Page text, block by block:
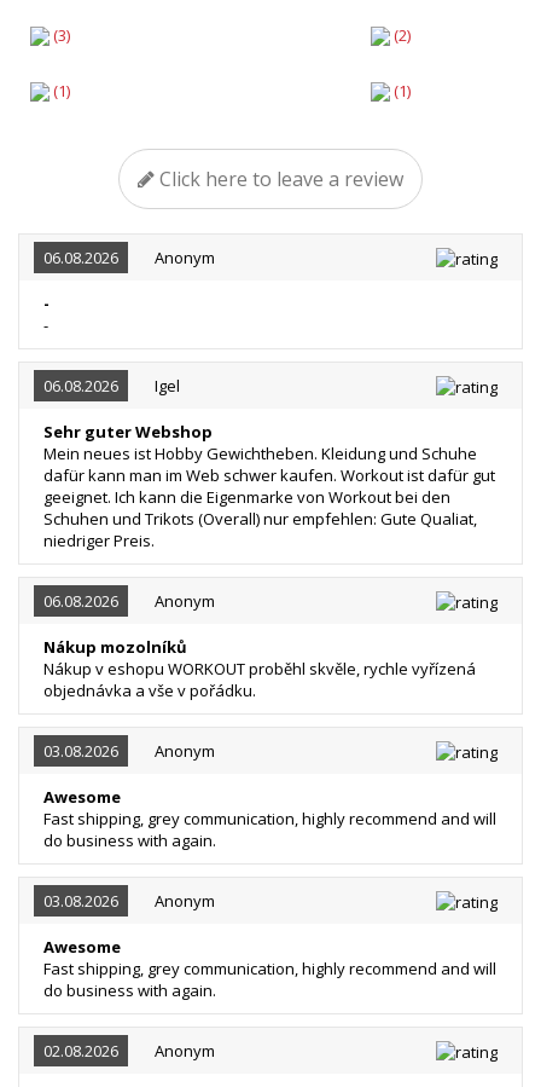
(3) (2)
(1) (1)
Click here to leave a review
06.08.2026 Anonym
-
-
06.08.2026 Igel
Sehr guter Webshop
Mein neues ist Hobby Gewichtheben. Kleidung und Schuhe
dafür kann man im Web schwer kaufen. Workout ist dafür gut
geeignet. Ich kann die Eigenmarke von Workout bei den
Schuhen und Trikots (Overall) nur empfehlen: Gute Qualiat,
niedriger Preis.
06.08.2026 Anonym
Nákup mozolníků
Nákup v eshopu WORKOUT proběhl skvěle, rychle vyřízená
objednávka a vše v pořádku.
03.08.2026 Anonym
Awesome
Fast shipping, grey communication, highly recommend and will
do business with again.
03.08.2026 Anonym
Awesome
Fast shipping, grey communication, highly recommend and will
do business with again.
02.08.2026 Anonym